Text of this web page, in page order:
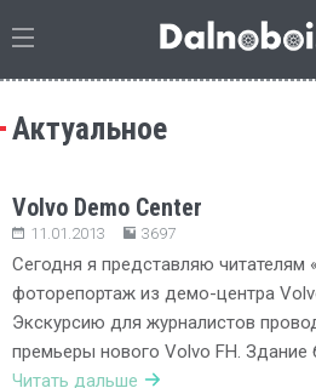
Актуальное
Volvo Demo Center
11.01.2013 3697
Сегодня я представляю
фоторепортаж из демо-центра
Экскурсию для журналистов
премьеры нового Volvo FH. Здание
Читать дальше